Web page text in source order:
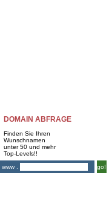
DOMAIN ABFRAGE
Finden Sie Ihren
Wunschnamen
unter 50 und mehr
Top-Levels!!
www .
go!